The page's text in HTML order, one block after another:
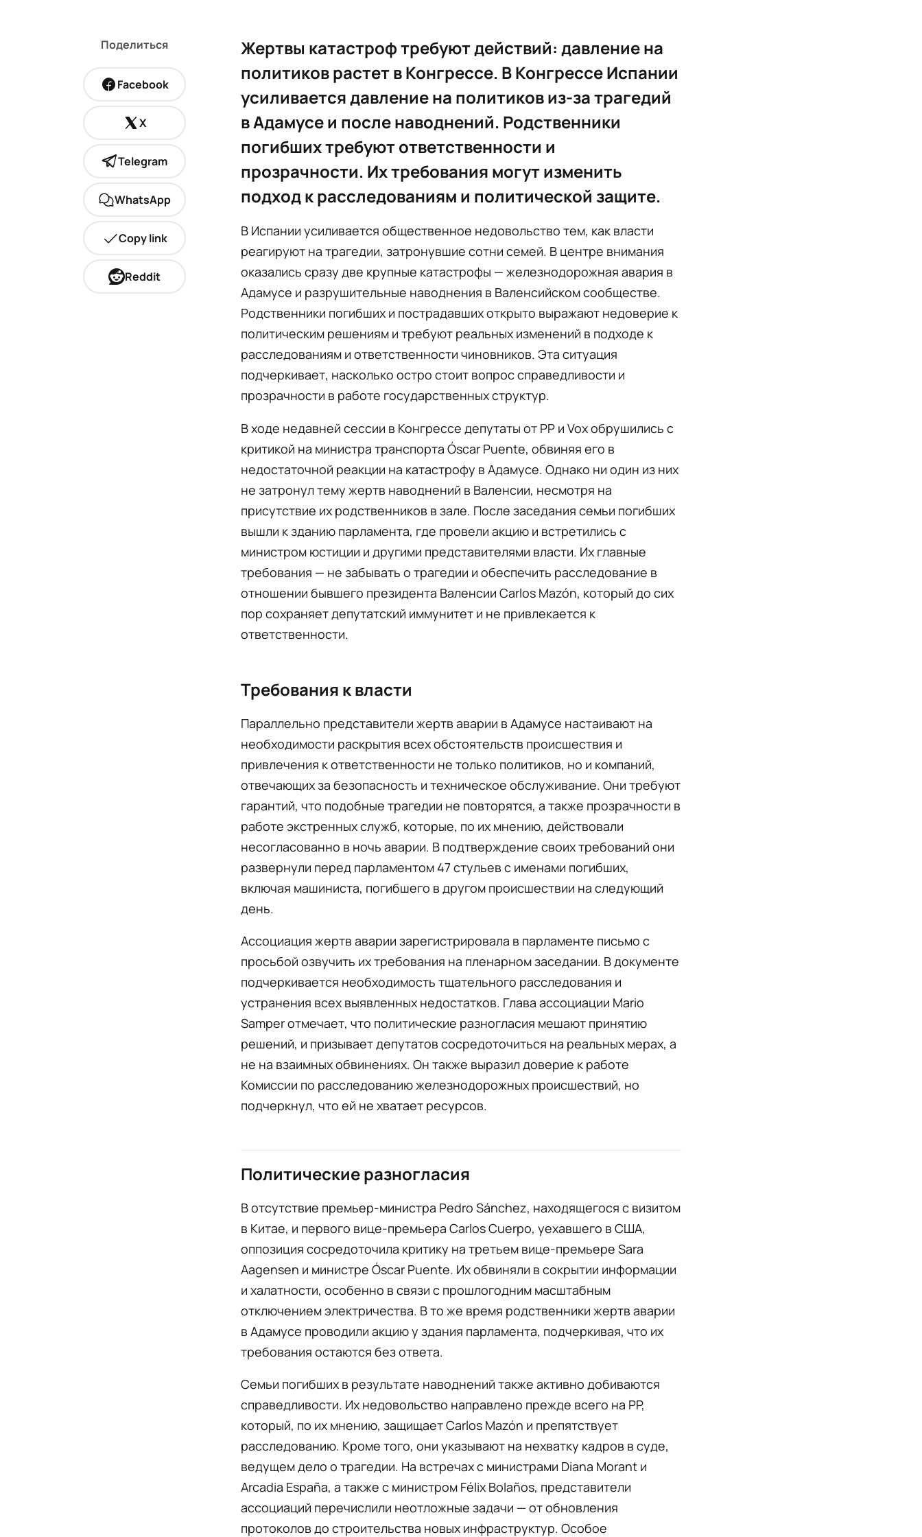
Поделиться
Facebook
X
Telegram
WhatsApp
Copy link
Reddit
Жертвы катастроф требуют действий: давление на
политиков растет в Конгрессе. В Конгрессе Испании
усиливается давление на политиков из-за трагедий
в Адамусе и после наводнений. Родственники
погибших требуют ответственности и
прозрачности. Их требования могут изменить
подход к расследованиям и политической защите.
В Испании усиливается общественное недовольство тем, как власти
реагируют на трагедии, затронувшие сотни семей. В центре внимания
оказались сразу две крупные катастрофы — железнодорожная авария в
Адамусе и разрушительные наводнения в Валенсийском сообществе.
Родственники погибших и пострадавших открыто выражают недоверие к
политическим решениям и требуют реальных изменений в подходе к
расследованиям и ответственности чиновников. Эта ситуация
подчеркивает, насколько остро стоит вопрос справедливости и
прозрачности в работе государственных структур.
В ходе недавней сессии в Конгрессе депутаты от PP и Vox обрушились с
критикой на министра транспорта Óscar Puente, обвиняя его в
недостаточной реакции на катастрофу в Адамусе. Однако ни один из них
не затронул тему жертв наводнений в Валенсии, несмотря на
присутствие их родственников в зале. После заседания семьи погибших
вышли к зданию парламента, где провели акцию и встретились с
министром юстиции и другими представителями власти. Их главные
требования — не забывать о трагедии и обеспечить расследование в
отношении бывшего президента Валенсии Carlos Mazón, который до сих
пор сохраняет депутатский иммунитет и не привлекается к
ответственности.
Требования к власти
Параллельно представители жертв аварии в Адамусе настаивают на
необходимости раскрытия всех обстоятельств происшествия и
привлечения к ответственности не только политиков, но и компаний,
отвечающих за безопасность и техническое обслуживание. Они требуют
гарантий, что подобные трагедии не повторятся, а также прозрачности в
работе экстренных служб, которые, по их мнению, действовали
несогласованно в ночь аварии. В подтверждение своих требований они
развернули перед парламентом 47 стульев с именами погибших,
включая машиниста, погибшего в другом происшествии на следующий
день.
Ассоциация жертв аварии зарегистрировала в парламенте письмо с
просьбой озвучить их требования на пленарном заседании. В документе
подчеркивается необходимость тщательного расследования и
устранения всех выявленных недостатков. Глава ассоциации Mario
Samper отмечает, что политические разногласия мешают принятию
решений, и призывает депутатов сосредоточиться на реальных мерах, а
не на взаимных обвинениях. Он также выразил доверие к работе
Комиссии по расследованию железнодорожных происшествий, но
подчеркнул, что ей не хватает ресурсов.
Политические разногласия
В отсутствие премьер-министра Pedro Sánchez, находящегося с визитом
в Китае, и первого вице-премьера Carlos Cuerpo, уехавшего в США,
оппозиция сосредоточила критику на третьем вице-премьере Sara
Aagensen и министре Óscar Puente. Их обвиняли в сокрытии информации
и халатности, особенно в связи с прошлогодним масштабным
отключением электричества. В то же время родственники жертв аварии
в Адамусе проводили акцию у здания парламента, подчеркивая, что их
требования остаются без ответа.
Семьи погибших в результате наводнений также активно добиваются
справедливости. Их недовольство направлено прежде всего на PP,
который, по их мнению, защищает Carlos Mazón и препятствует
расследованию. Кроме того, они указывают на нехватку кадров в суде,
ведущем дело о трагедии. На встречах с министрами Diana Morant и
Arcadia España, а также с министром Félix Bolaños, представители
ассоциаций перечислили неотложные задачи — от обновления
протоколов до строительства новых инфраструктур. Особое